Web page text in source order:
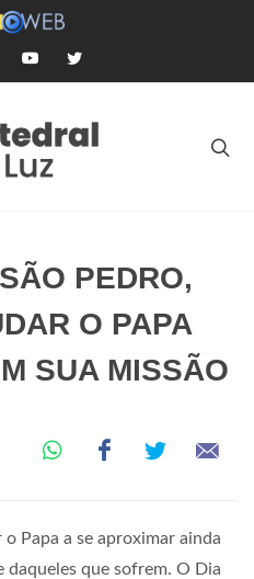
PEDRO,
O PAPA
SUA MISSÃO
Papa a se aproximar ainda
daqueles que sofrem. O Dia